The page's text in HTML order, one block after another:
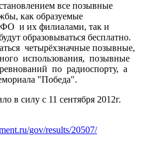
все позывные
как образуемые
ФО и их филиалами, так и
образовываться бесплатно.
четырёхзначные позывные,
использования, позывные
по радиоспорту, а
"Победа".
в силу с 11 сентября 2012г.
gov/results/20507/